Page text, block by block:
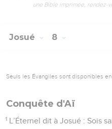
une Bible imprimée, rendez-
Josué 8
Seuls les Évangiles sont disponibles
Conquête d'Aï
1 L’Éternel dit à Josué : Sois